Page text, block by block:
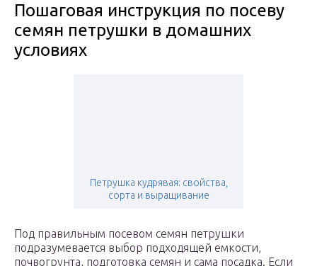
Пошаговая инструкция по посеву
семян петрушки в домашних
условиях
Петрушка кудрявая: свойства,
сорта и выращивание
Под правильным посевом семян петрушки
подразумевается выбор подходящей емкости,
почвогрунта, подготовка семян и сама посадка. Если